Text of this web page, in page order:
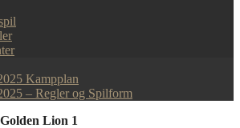
Kampplan
– Regler og Spilform
Lion 1